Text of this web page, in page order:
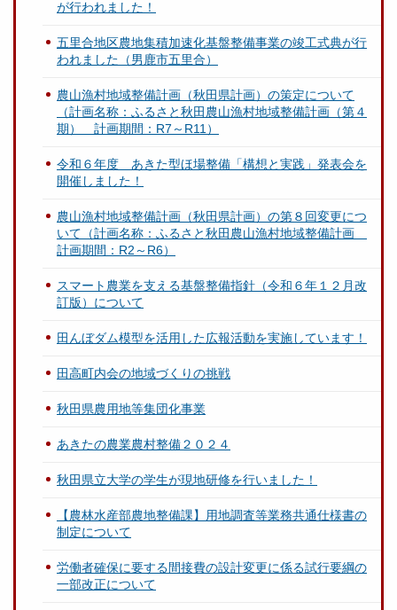
が行われました！
五里合地区農地集積加速化基盤整備事業の竣工式典が行
われました（男鹿市五里合）
農山漁村地域整備計画（秋田県計画）の策定について
（計画名称：ふるさと秋田農山漁村地域整備計画（第４
期） 計画期間：R7～R11）
令和６年度 あきた型ほ場整備「構想と実践」発表会を
開催しました！
農山漁村地域整備計画（秋田県計画）の第８回変更につ
いて（計画名称：ふるさと秋田農山漁村地域整備計画
計画期間：R2～R6）
スマート農業を支える基盤整備指針（令和６年１２月改
訂版）について
田んぼダム模型を活用した広報活動を実施しています！
田高町内会の地域づくりの挑戦
秋田県農用地等集団化事業
あきたの農業農村整備２０２４
秋田県立大学の学生が現地研修を行いました！
【農林水産部農地整備課】用地調査等業務共通仕様書の
制定について
労働者確保に要する間接費の設計変更に係る試行要綱の
一部改正について